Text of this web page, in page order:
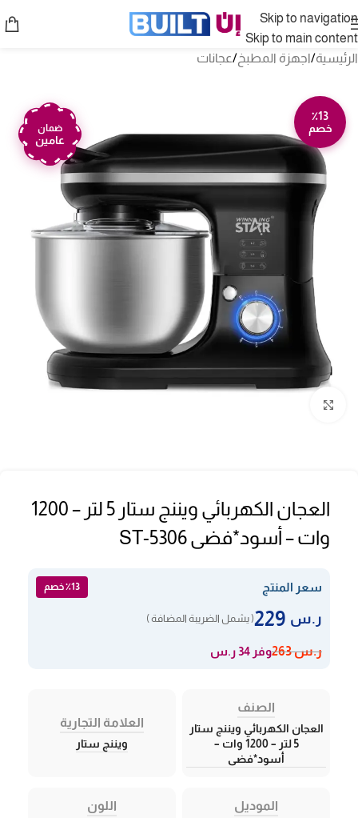
Skip to navigation
Skip to main content
الرئيسية/اجهزة المطبخ/عجانات
٪13
خصم
ضمان
عامين
العجان الكهربائي ويننج ستار 5 لتر – 1200
وات – أسود*فضى ST-5306
سعر المنتج ٪13 خصم
ر.س ( يشمل الضريبة المضافة )
ر.س263 وفر 34 ر.س
الصنف
العجان الكهربائي ويننج ستار
5 لتر – 1200 وات –
أسود*فضى
العلامة التجارية
ويننج ستار
الموديل اللون